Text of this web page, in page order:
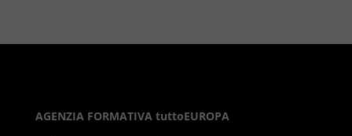
AGENZIA FORMATIVA tuttoEUROPA